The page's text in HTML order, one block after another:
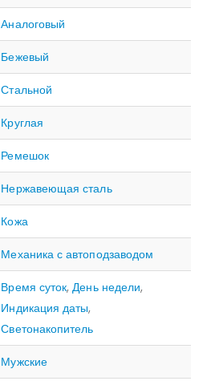
Аналоговый
Бежевый
Стальной
Круглая
Ремешок
Нержавеющая сталь
Кожа
Механика с автоподзаводом
Время суток,День недели,
Индикация даты,
Светонакопитель
Мужские